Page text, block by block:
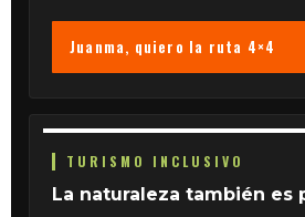
Juanma, quiero la ruta 4×4
TURISMO INCLUSIVO
La naturaleza también es